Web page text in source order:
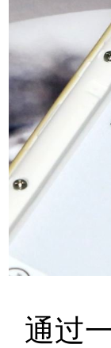
通过